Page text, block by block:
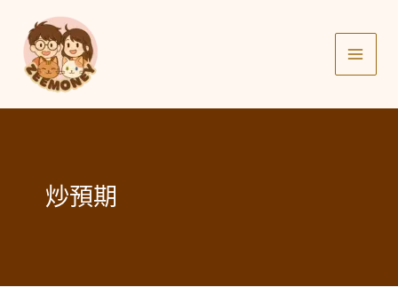
content
炒預期